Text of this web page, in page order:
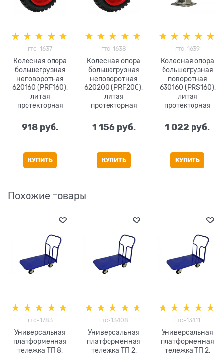
гтс-1637
Колесная опора
большегрузная
неповоротная
620160 (PRF160),
литая
протекторная
918 руб.
КУПИТЬ
гтс-1638
Колесная опора
большегрузная
неповоротная
620200 (PRF200),
литая
протекторная
1 156 руб.
КУПИТЬ
гтс-1639
Колесная опора
большегрузная
поворотная
630160 (PRS160),
литая
протекторная
1 022 руб.
КУПИТЬ
Похожие товары
гтс-1783
Универсальная
платформенная
тележка ТП 8,
гтс-13408
Универсальная
платформенная
тележка ТП 2,
гтс-13411
Универсальная
платформенная
тележка ТП 2,